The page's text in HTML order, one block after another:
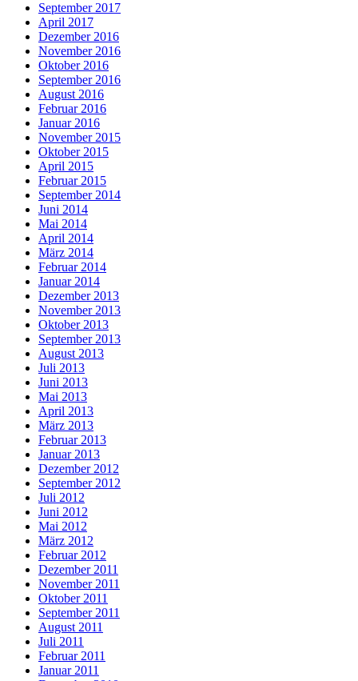
September 2017
April 2017
Dezember 2016
November 2016
Oktober 2016
September 2016
August 2016
Februar 2016
Januar 2016
November 2015
Oktober 2015
April 2015
Februar 2015
September 2014
Juni 2014
Mai 2014
April 2014
März 2014
Februar 2014
Januar 2014
Dezember 2013
November 2013
Oktober 2013
September 2013
August 2013
Juli 2013
Juni 2013
Mai 2013
April 2013
März 2013
Februar 2013
Januar 2013
Dezember 2012
September 2012
Juli 2012
Juni 2012
Mai 2012
März 2012
Februar 2012
Dezember 2011
November 2011
Oktober 2011
September 2011
August 2011
Juli 2011
Februar 2011
Januar 2011